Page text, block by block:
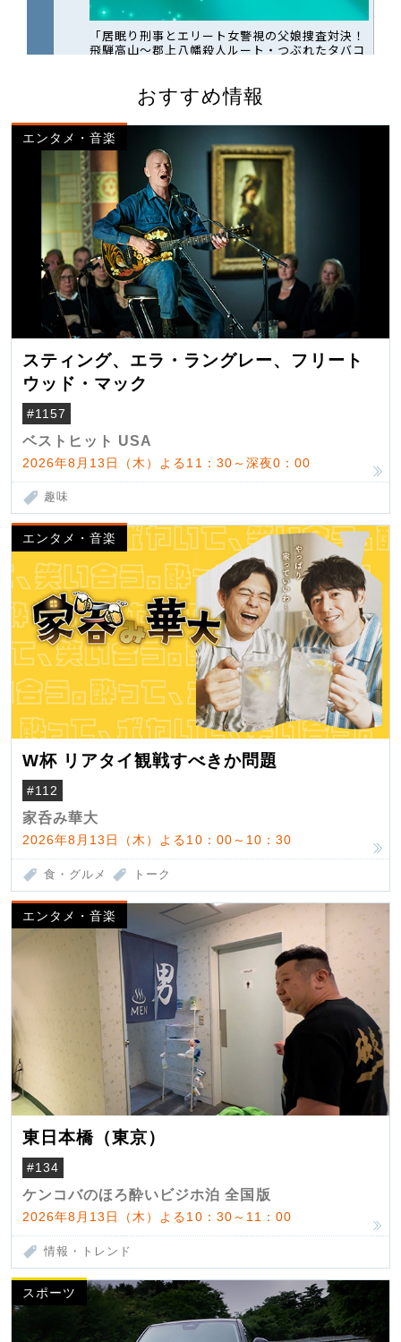
おすすめ情報
エンタメ・音楽
スティング、エラ・ラングレー、フリート
ウッド・マック
#1157
ベストヒット USA
2026年8月13日（木）よる11：30～深夜0：00
趣味
エンタメ・音楽
W杯 リアタイ観戦すべきか問題
#112
家呑み華大
2026年8月13日（木）よる10：00～10：30
食・グルメ トーク
エンタメ・音楽
東日本橋（東京）
#134
ケンコバのほろ酔いビジホ泊 全国版
2026年8月13日（木）よる10：30～11：00
情報・トレンド
スポーツ